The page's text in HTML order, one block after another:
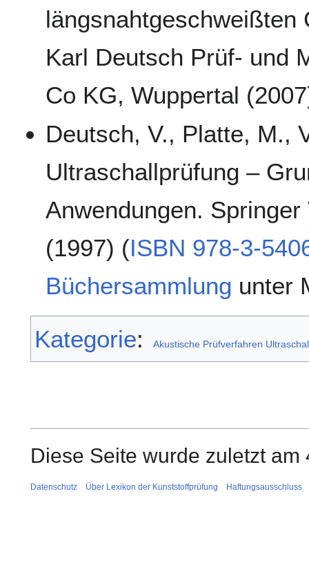
Karl Deutsch Prüf- und
Co KG, Wuppertal
Deutsch, V., Platte, M.,
Ultraschallprüfung –
Anwendungen.
(1997) (ISBN 978-3-
Büchersammlung unter
Kategorie: Akustische Prüfverfahren
Diese Seite wurde zuletzt
Datenschutz Über Lexikon der Kunststoffprüfung Haftungsausschluss